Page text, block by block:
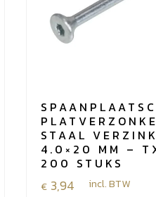
STAAL
4.0×20 MM –
200 STUKS
€ 3,94 incl. BTW